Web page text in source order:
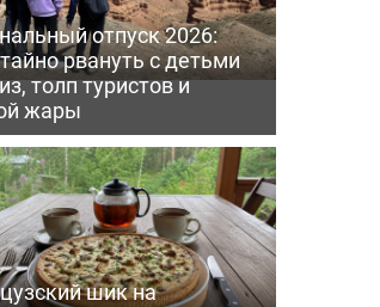
отпуск 2026:
рвануть с детьми
толп туристов и
жары
шик на